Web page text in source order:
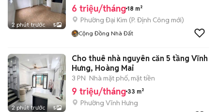
2 phút trước 5
6 triệu/tháng 18 m²
Phường Đại Kim (P. Định Công mới)
Cộng Đồng Nhà Đất
2 phút trước 5
Cho thuê nhà nguyên căn 5 tầng Vĩnh
Hưng, Hoàng Mai
3 PN Nhà mặt phố, mặt tiền
9 triệu/tháng 33 m²
Phường Vĩnh Hưng